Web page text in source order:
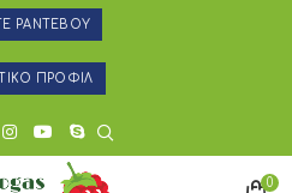
ΡΑΝΤΕΒΟΥ
ΠΡΟΦΙΛ
0